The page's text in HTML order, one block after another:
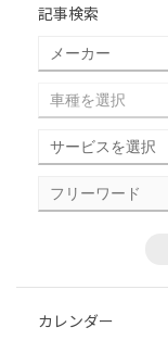
記事検索
カレンダー